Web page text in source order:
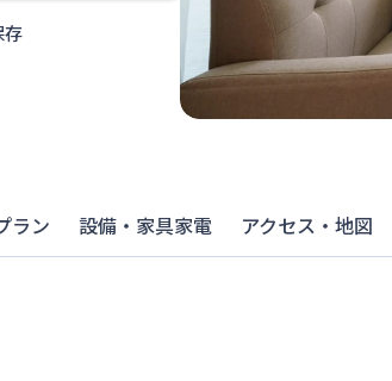
存
ラン 設備・家具家電 アクセス・地図